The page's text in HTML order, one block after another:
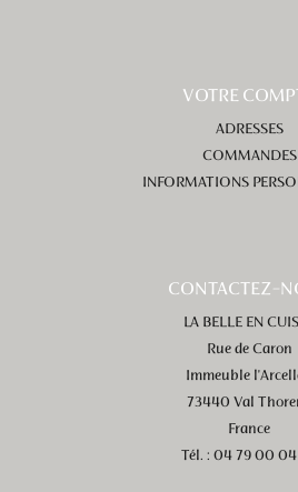
VOTRE
ADRESSES
COMMANDES
INFORMATIONS
CONTACTEZ-
LA BELLE EN
Rue de Caron
Immeuble
73440 Val
France
Tél. : 04 79 00